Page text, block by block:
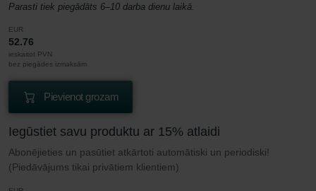
Parasti tiek piegādāts 6–10 darba dienu laikā.
EUR
52.76
ieskaitot PVN
bez piegādes izmaksām
Pievienot grozam
Iegūstiet savu produktu ar 15% atlaidi
Abonējieties un pasūtiet atkārtoti automātiski un periodiski!
(Piedāvājums tikai privātiem klientiem)